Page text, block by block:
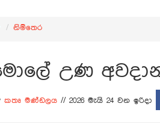
නිම්තෙර
උණ
කතෘ මණ්ඩලය // 2026 මැයි 24 වන ඉරිදා